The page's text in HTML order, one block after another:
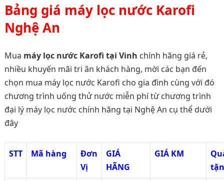
Bảng giá máy lọc nước Karofi
Nghệ An
Mua máy lọc nước Karofi tại Vinh chính hãng giá rẻ,
nhiều khuyến mãi tri ân khách hàng, mời các bạn đến
chọn mua máy lọc nước Karofi cho gia đình cùng với đó
chương trình uống thử nước miễn phí từ chương trình
đại lý máy lọc nước chính hãng tại Nghệ An cụ thể dưới
đây
STT Mã hàng
Đơn
Vị
GIÁ
HÃNG
GIÁ KM